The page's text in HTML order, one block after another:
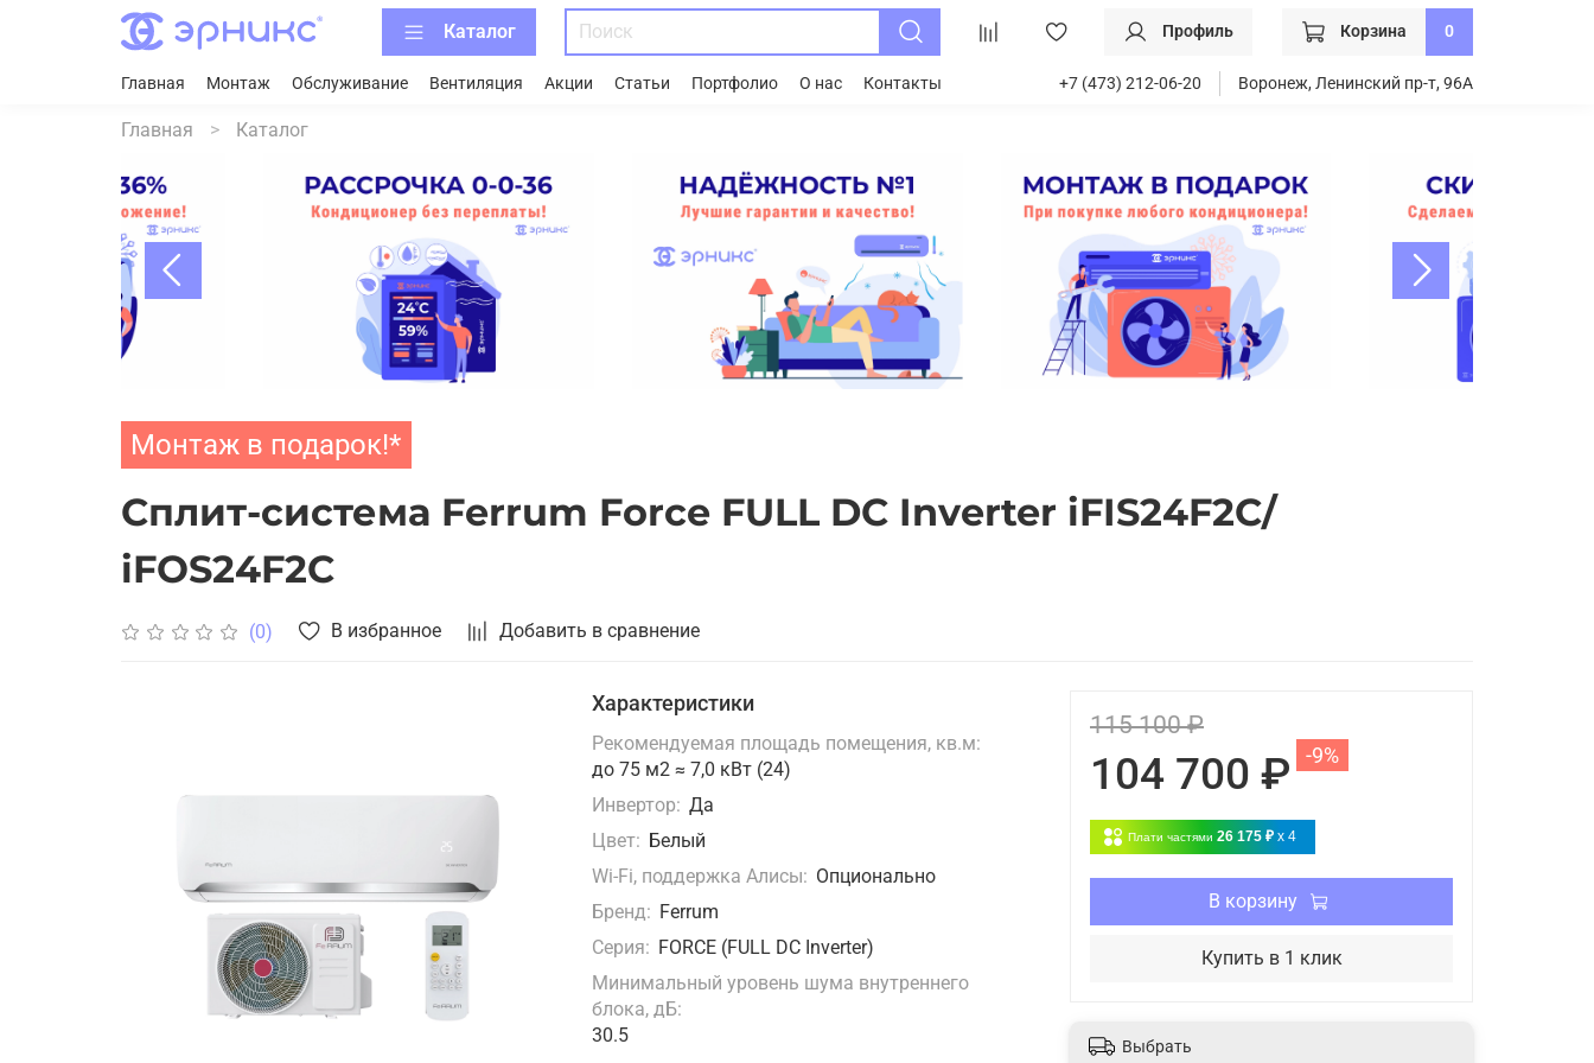
Каталог Профиль Корзина 0
Главная Монтаж Обслуживание Вентиляция Акции Статьи Портфолио О нас Контакты +7 (473) 212-06-20 Воронеж, Ленинский пр-т, 96А
Главная Каталог
Монтаж в подарок!*
Cплит-система Ferrum Force FULL DC Inverter iFIS24F2С/
iFOS24F2С
(0) В избранное Добавить в сравнение
Характеристики
Рекомендуемая площадь помещения, кв.м:
до 75 м2 ≈ 7,0 кВт (24)
Инвертор: Да
Цвет: Белый
Wi-Fi, поддержка Алисы: Опционально
Бренд: Ferrum
Серия: FORCE (FULL DC Inverter)
Минимальный уровень шума внутреннего
блока, дБ:
30.5
115 100 ₽
104 700 ₽ -9%
Плати частями 26 175 ₽ x 4
В корзину
Купить в 1 клик
Выбрать